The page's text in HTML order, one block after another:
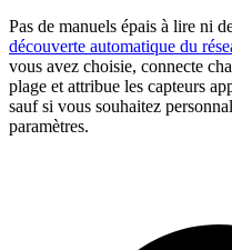
Pas de manuels épais à lire ni
découverte automatique du
vous avez choisie, connecte
plage et attribue les capteurs
sauf si vous souhaitez
paramètres.